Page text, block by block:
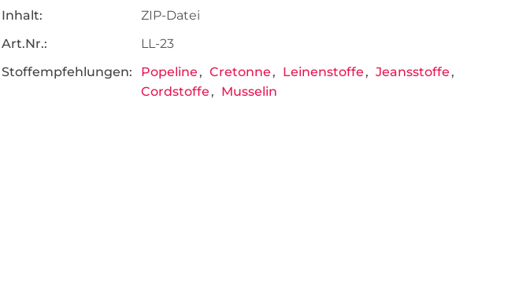
Inhalt:
ZIP-Datei
Art.Nr.:
LL-23
Stoffempfehlungen:
Popeline Cretonne Leinenstoffe
Jeansstoffe
Cordstoffe
Musselin